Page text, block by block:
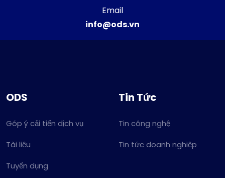
Email
info@ods.vn
ODS
Góp ý cải tiến dịch vụ
Tài liệu
Tuyển dụng
Tin Tức
Tin công nghệ
Tin tức doanh nghiệp